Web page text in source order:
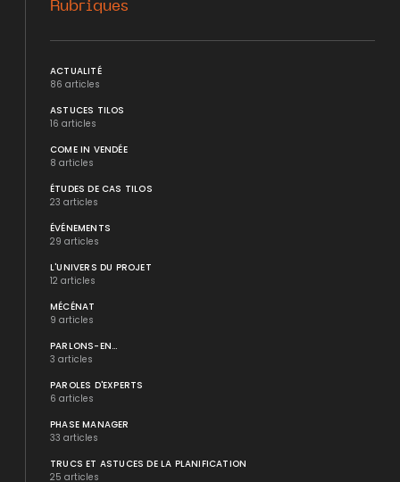
Rubriques
ACTUALITÉ
86 articles
ASTUCES TILOS
16 articles
COME IN VENDÉE
8 articles
ÉTUDES DE CAS TILOS
23 articles
ÉVÉNEMENTS
29 articles
L'UNIVERS DU PROJET
12 articles
MÉCÉNAT
9 articles
PARLONS-EN...
3 articles
PAROLES D'EXPERTS
6 articles
PHASE MANAGER
33 articles
TRUCS ET ASTUCES DE LA PLANIFICATION
25 articles